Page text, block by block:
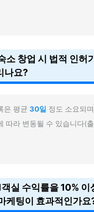
소 창업 시 법적 인허
나요?
은 평균30일 정도 소요되
따라 변동될 수 있습니다(
객실 수익률을 10% 이
케팅이 효과적인가요